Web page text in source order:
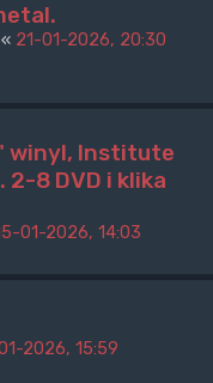
« 21-01-2026, 20:30
winyl, Institute
8 DVD i klika
01-2026, 14:03
2026, 15:59